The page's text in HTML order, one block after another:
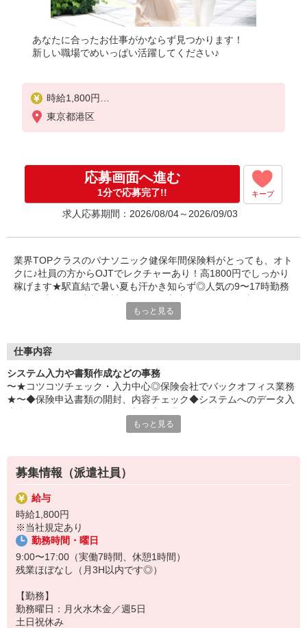
あなたに合ったお仕事がかならず見つかります！
新しい職場でめいっぱい活躍してください♪
時給1,800円
※当社規定あり
東京都港区
応募画面へ進む
1分で応募完了!! キープ
求人応募期間：2026/08/04～2026/09/03
業界TOPクラスのパナソニック健保年間保険料がとっても、オト
クに♪社員の方からOJTでレクチャーあり！高1800円でしっかり
稼げます★駅直結で暑い夏も汗かき知らず◎人気の9〜17時勤務
「応募するか悩む…」
そんな方も安心してご応募ください。
しっかりお話を聞いて頂いてから
選考に進むかどうか考えていただけます◎
▼下記に当てはまる方、ぜひ一度ご連絡ください▼
・残業が少ない仕事に転職したい
・結婚を機に働き方を変えたい
・出産後も働ける仕事に就きたい
・資格を活かして働きたい
・資格はないけど働ける仕事を見つけたい
もっと見る
仕事内容
システム入力や書類作成などの事務
〜★コツコツチェック・入力中心◎保険会社でバックオフィス業務
★〜◆保険申込書類の開封、内容チェック◆システムへのデータ入
もっと見る
募集情報（派遣社員）
給与
時給1,800円
※当社規定あり
勤務時間・曜日
9:00〜17:00（実働7時間、休憩1時間）
残業ほぼなし（月3H以内です◎）
【勤務】
勤務曜日：月火水木金／週5日
土日祝休み